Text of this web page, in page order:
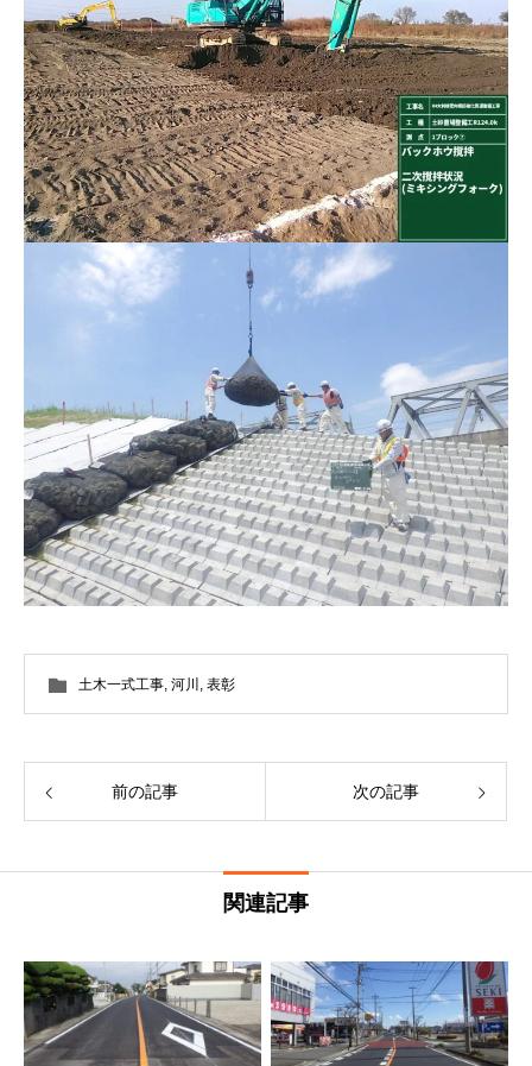
土木一式工事 河川 表彰
前の記事 次の記事
関連記事